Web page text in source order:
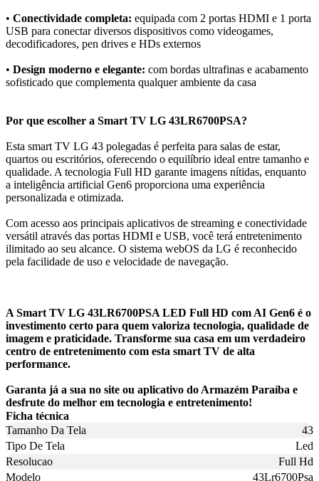
• Conectividade completa: equipada com 2 portas HDMI e 1 porta
USB para conectar diversos dispositivos como videogames,
decodificadores, pen drives e HDs externos
• Design moderno e elegante: com bordas ultrafinas e acabamento
sofisticado que complementa qualquer ambiente da casa
Por que escolher a Smart TV LG 43LR6700PSA?
Esta smart TV LG 43 polegadas é perfeita para salas de estar,
quartos ou escritórios, oferecendo o equilíbrio ideal entre tamanho e
qualidade. A tecnologia Full HD garante imagens nítidas, enquanto
a inteligência artificial Gen6 proporciona uma experiência
personalizada e otimizada.
Com acesso aos principais aplicativos de streaming e conectividade
versátil através das portas HDMI e USB, você terá entretenimento
ilimitado ao seu alcance. O sistema webOS da LG é reconhecido
pela facilidade de uso e velocidade de navegação.
A Smart TV LG 43LR6700PSA LED Full HD com AI Gen6 é o
investimento certo para quem valoriza tecnologia, qualidade de
imagem e praticidade. Transforme sua casa em um verdadeiro
centro de entretenimento com esta smart TV de alta
performance.
Garanta já a sua no site ou aplicativo do Armazém Paraíba e
desfrute do melhor em tecnologia e entretenimento!
Ficha técnica
Tamanho Da Tela
43
Tipo De Tela
Led
Resolucao
Full Hd
Modelo
43Lr6700Psa